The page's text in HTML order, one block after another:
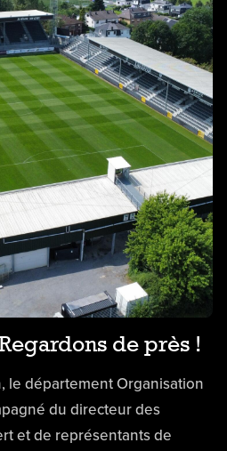
de près !
le département Organisation
du directeur des
et de représentants de